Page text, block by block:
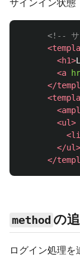
サインイン状態
<!-- サ
<h1>
<a
</
<ul>
</ul>
</
method の
ログイン処理を